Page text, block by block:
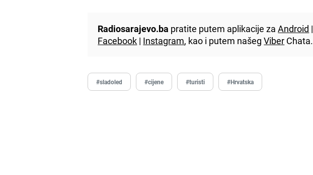
Radiosarajevo.ba pratite putem aplikacije zaAndroid |
Facebook | Instagram, kao i putem našegViber Chata.
#sladoled #cijene #turisti #Hrvatska